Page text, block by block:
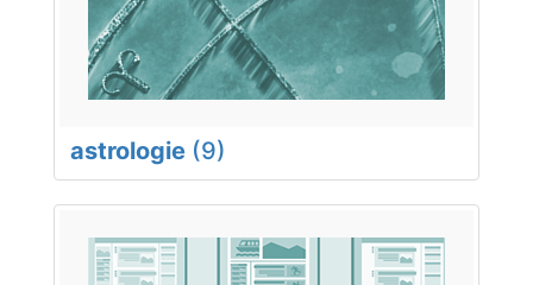
astrologie (9)